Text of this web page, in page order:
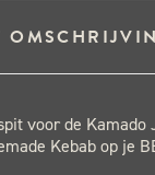
voor de
Kebab op je